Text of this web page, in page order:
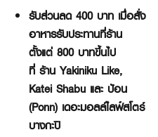
รับส่วนลด 400 บาท เมื่อสั่ง
อาหารรับประทานที่ร้าน
ตั้งแต่ 800 บาทขึ้นไป
ที่ ร้าน Yakiniku Like,
Katei Shabu และ ป้อน
(Ponn) เดอะมอลล์ไลฟ์สโตร์
บางกะปิ